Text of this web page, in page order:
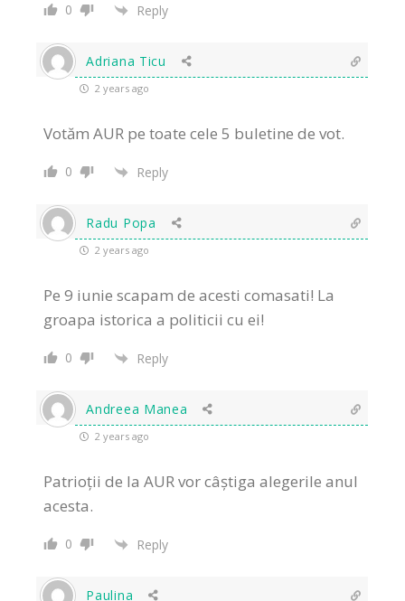
0 Reply
Adriana Ticu
2 years ago
Votăm AUR pe toate cele 5 buletine de vot.
0 Reply
Radu Popa
2 years ago
Pe 9 iunie scapam de acesti comasati! La
groapa istorica a politicii cu ei!
0 Reply
Andreea Manea
2 years ago
Patrioții de la AUR vor câștiga alegerile anul
acesta.
0 Reply
Paulina